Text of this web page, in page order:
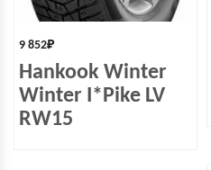
9 852₽
Hankook Winter
Winter I*Pike LV
RW15